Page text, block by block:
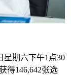
星期六下午1点30
得146,642张选